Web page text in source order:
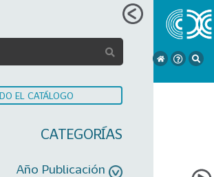
EL CATÁLOGO
CATEGORÍAS
Año Publicación